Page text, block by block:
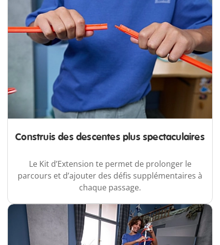
Construis des descentes plus spectaculaires
Le Kit d’Extension te permet de prolonger le
parcours et d’ajouter des défis supplémentaires à
chaque passage.